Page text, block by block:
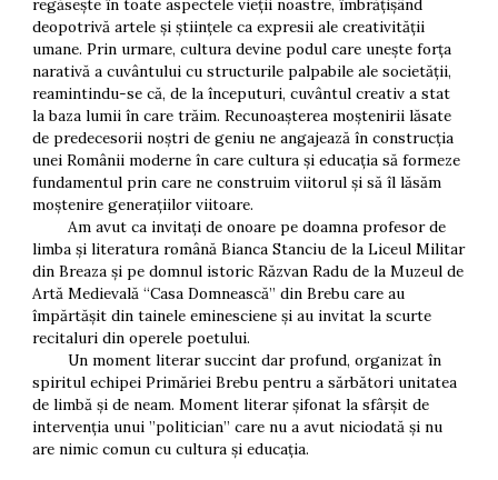
regăsește în toate aspectele vieții noastre, îmbrățișând
deopotrivă artele și științele ca expresii ale creativității
umane. Prin urmare, cultura devine podul care unește forța
narativă a cuvântului cu structurile palpabile ale societății,
reamintindu-se că, de la începuturi, cuvântul creativ a stat
la baza lumii în care trăim. Recunoașterea moștenirii lăsate
de predecesorii noștri de geniu ne angajează în construcția
unei Românii moderne în care cultura și educația să formeze
fundamentul prin care ne construim viitorul și să îl lăsăm
moștenire generațiilor viitoare.
Am avut ca invitați de onoare pe doamna profesor de
limba și literatura română Bianca Stanciu de la Liceul Militar
din Breaza și pe domnul istoric Răzvan Radu de la Muzeul de
Artă Medievală “Casa Domnească” din Brebu care au
împărtășit din tainele eminesciene și au invitat la scurte
recitaluri din operele poetului.
Un moment literar succint dar profund, organizat în
spiritul echipei Primăriei Brebu pentru a sărbători unitatea
de limbă și de neam. Moment literar șifonat la sfârșit de
intervenția unui ”politician” care nu a avut niciodată și nu
are nimic comun cu cultura și educația.